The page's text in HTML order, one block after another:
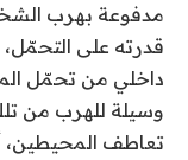
مدفوعة بهرب
قدرته على
داخلي من تحمّل
وسيلة للهرب من
تعاطف المحيطين،